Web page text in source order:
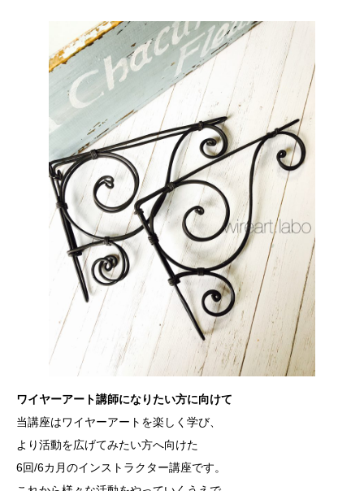
ワイヤーアート講師になりたい方に向けて
当講座はワイヤーアートを楽しく学び、
より活動を広げてみたい方へ向けた
6回/6カ月のインストラクター講座です。